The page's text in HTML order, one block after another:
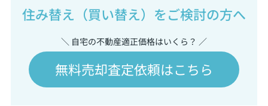
住み替え（買い替え）をご検討の方へ
＼ 自宅の不動産適正価格はいくら？ ／
無料売却査定依頼はこちら